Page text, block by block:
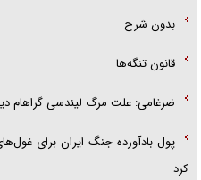
بدون شرح
قانون تنگه‌ها
ضرغامی: علت مرگ لیندسی گراهام
پول بادآورده جنگ ایران برای
کرد